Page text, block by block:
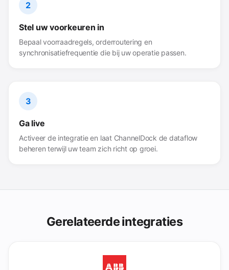
2
Stel uw voorkeuren in
Bepaal voorraadregels, orderroutering en
synchronisatiefrequentie die bij uw operatie passen.
3
Ga live
Activeer de integratie en laat ChannelDock de dataflow
beheren terwijl uw team zich richt op groei.
Gerelateerde integraties